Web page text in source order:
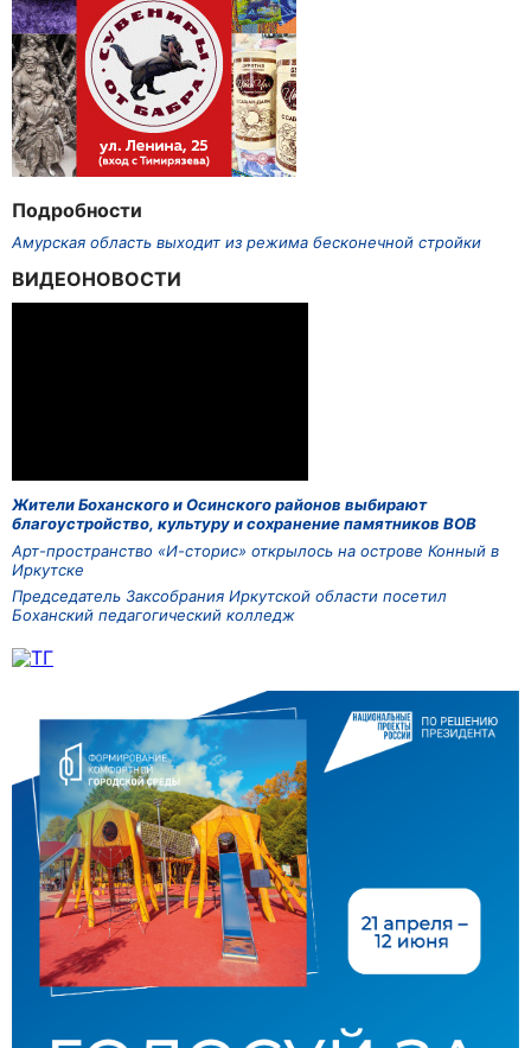
Подробности
Амурская область выходит из режима бесконечной стройки
ВИДЕОНОВОСТИ
Жители Боханского и Осинского районов выбирают
благоустройство, культуру и сохранение памятников ВОВ
Арт-пространство «И-сторис» открылось на острове Конный в
Иркутске
Председатель Заксобрания Иркутской области посетил
Боханский педагогический колледж